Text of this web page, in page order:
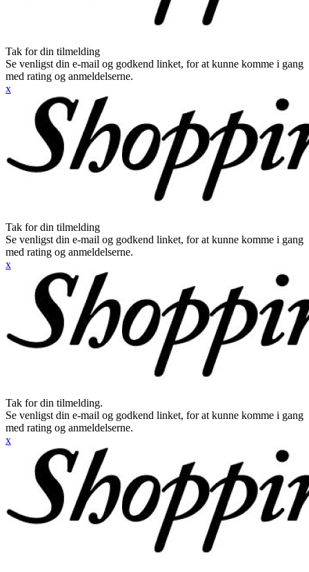
Tak for din tilmelding
Se venligst din e-mail og godkend linket, for at kunne komme i gang
med rating og anmeldelserne.
x
Tak for din tilmelding
Se venligst din e-mail og godkend linket, for at kunne komme i gang
med rating og anmeldelserne.
x
Tak for din tilmelding.
Se venligst din e-mail og godkend linket, for at kunne komme i gang
med rating og anmeldelserne.
x